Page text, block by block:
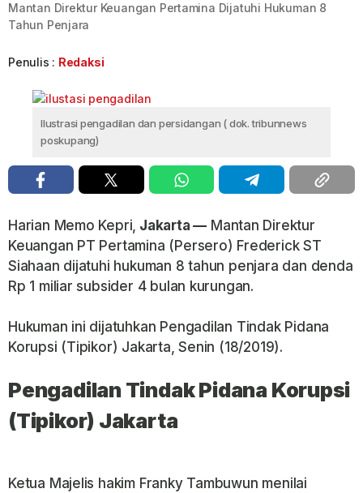
Mantan Direktur Keuangan Pertamina Dijatuhi Hukuman 8
Tahun Penjara
Penulis : Redaksi
Ilustrasi pengadilan dan persidangan ( dok. tribunnews
poskupang)
Harian Memo Kepri, Jakarta — Mantan Direktur
Keuangan PT Pertamina (Persero) Frederick ST
Siahaan dijatuhi hukuman 8 tahun penjara dan denda
Rp 1 miliar subsider 4 bulan kurungan.
Hukuman ini dijatuhkan Pengadilan Tindak Pidana
Korupsi (Tipikor) Jakarta, Senin (18/2019).
Pengadilan Tindak Pidana Korupsi
(Tipikor) Jakarta
Ketua Majelis hakim Franky Tambuwun menilai